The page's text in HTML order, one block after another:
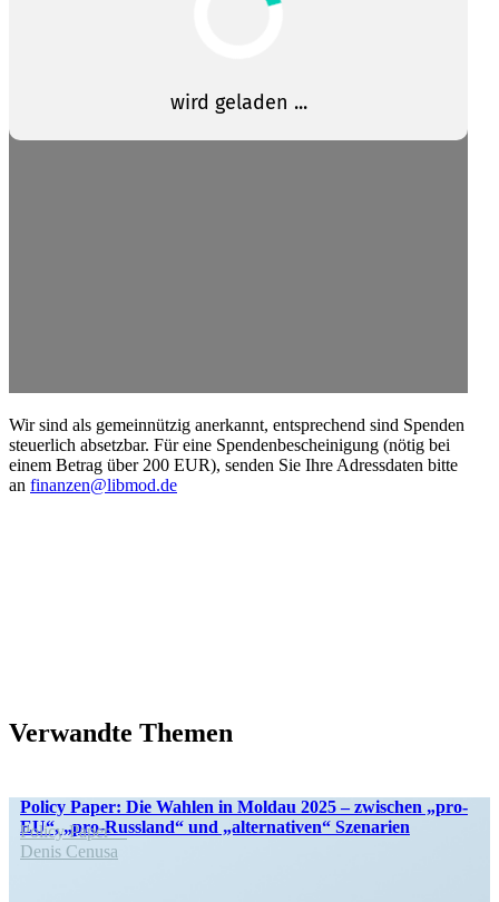
Wir sind als gemein­nützig anerkannt, entspre­chend sind Spenden
steuerlich absetzbar. Für eine Spenden­be­schei­nigung (nötig bei
einem Betrag über 200 EUR), senden Sie Ihre Adress­daten bitte
an finanzen@libmod.de
Verwandte Themen
Policy Paper: Die Wahlen in Moldau 2025 – zwischen „pro-
EU“, „pro-Russland“ und „alter­na­tiven“ Szenarien
Policy Paper
Denis Cenusa